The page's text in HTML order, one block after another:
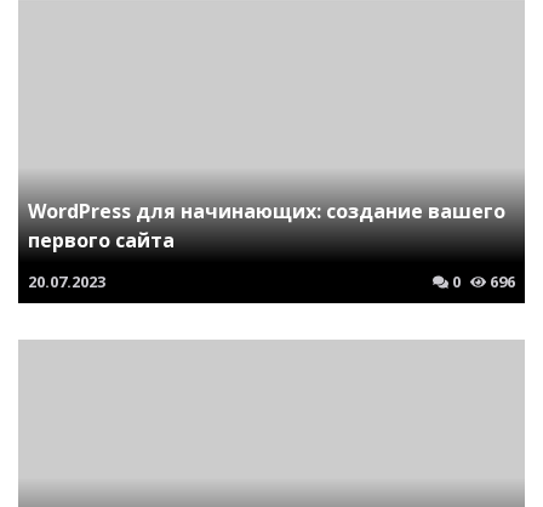
WordPress для начинающих: создание вашего
первого сайта
20.07.2023 0 696